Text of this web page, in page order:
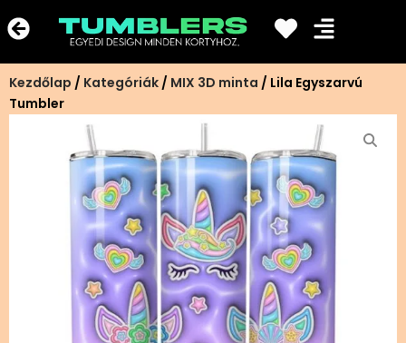
a
tartalomra
Kezdőlap / Kategóriák / MIX 3D minta / Lila Egyszarvú
Tumbler